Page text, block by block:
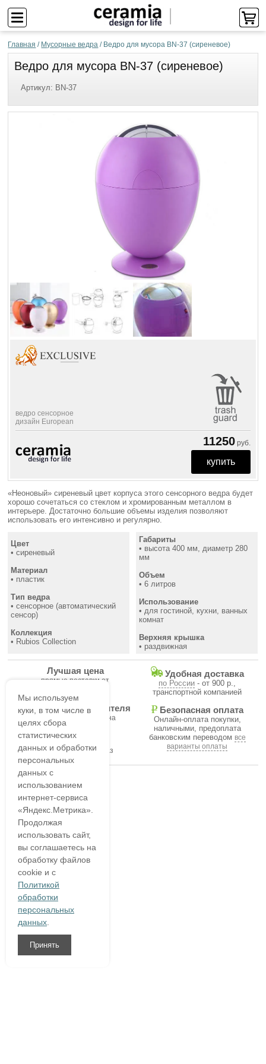
Главная / Мусорные ведра / Ведро для мусора BN-37 (сиреневое)
Ведро для мусора BN-37 (сиреневое)
Артикул: BN-37
ведро сенсорное
дизайн European
11250 руб.
«Неоновый» сиреневый цвет корпуса этого сенсорного ведра будет
хорошо сочетаться со стеклом и хромированным металлом в
интерьере. Достаточно большие объемы изделия позволяют
использовать его интенсивно и регулярно.
Цвет
• сиреневый
Материал
• пластик
Тип ведра
• сенсорное (автоматический
сенсор)
Коллекция
• Rubios Collection
Габариты
• высота 400 мм, диаметр 280
мм
Объем
• 6 литров
Использование
• для гостиной, кухни, ванных
комнат
Верхняя крышка
• раздвижная
Лучшая цена
прямые поставки от
Удобная доставка
по России - от 900 р.,
транспортной компанией
Безопасная оплата
Онлайн-оплата покупки,
наличными, предоплата
банковским переводом все
варианты оплаты
Гарантия производителя
на все товары магазина
В течение часа
подтвердим ваш заказ
Мы используем
куки, в том числе в
целях сбора
статистических
данных и обработки
персональных
данных с
использованием
интернет-сервиса
«Яндекс.Метрика».
Продолжая
использовать сайт,
вы соглашаетесь на
обработку файлов
cookie и с
Политикой
обработки
персональных
данных
Принять